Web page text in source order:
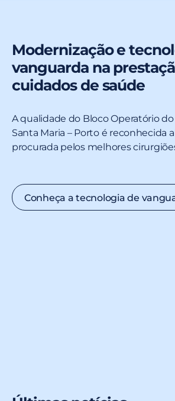
Modernização e
vanguarda na
cuidados de saúde
A qualidade do Bloco Operatório
Santa Maria – Porto é reconhecida
procurada pelos melhores
Conheça a tecnologia de